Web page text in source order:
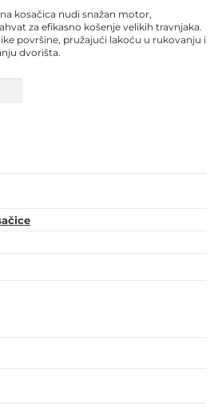
KM.
kosačica nudi snažan motor,
za efikasno košenje velikih travnjaka.
površine, pružajući lakoću u rukovanju i
dvorišta.